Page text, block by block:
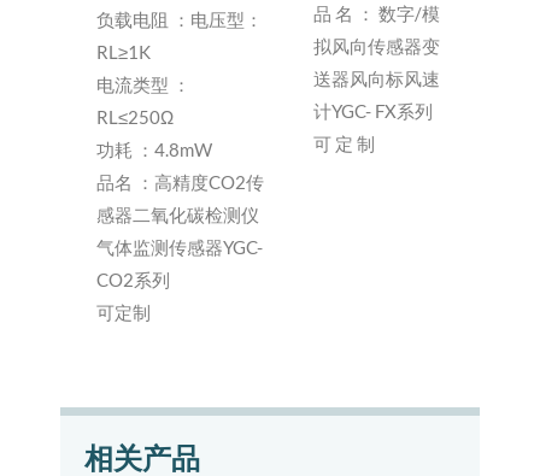
负载电阻 ：电压型：
RL≥1K
电流类型 ：
RL≤250Ω
功耗 ：4.8mW
品名 ：高精度CO2传
感器二氧化碳检测仪
气体监测传感器YGC-
CO2系列
可定制
品 名 ： 数字/模
拟风向传感器变
送器风向标风速
计YGC- FX系列
可 定 制
相关产品